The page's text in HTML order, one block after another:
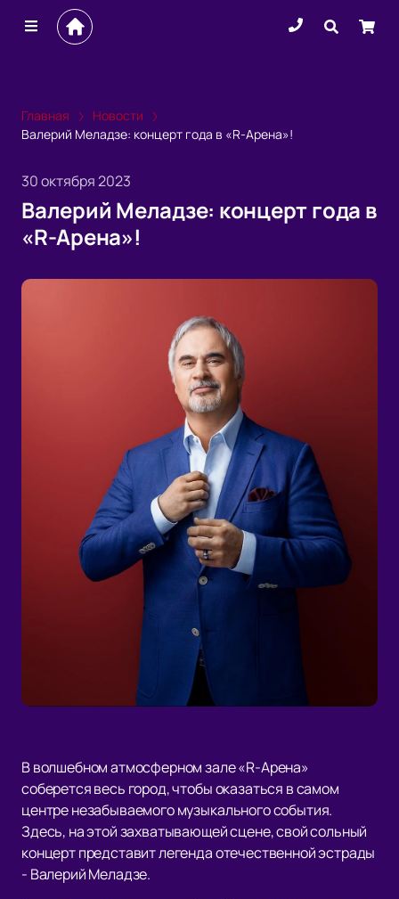
Главная
Новости
Валерий Меладзе: концерт года в «R-Арена»!
30 октября 2023
Валерий Меладзе: концерт года в
«R-Арена»!
В волшебном атмосферном зале «R-Арена»
соберется весь город, чтобы оказаться в самом
центре незабываемого музыкального события.
Здесь, на этой захватывающей сцене, свой сольный
концерт представит легенда отечественной эстрады
- Валерий Меладзе.